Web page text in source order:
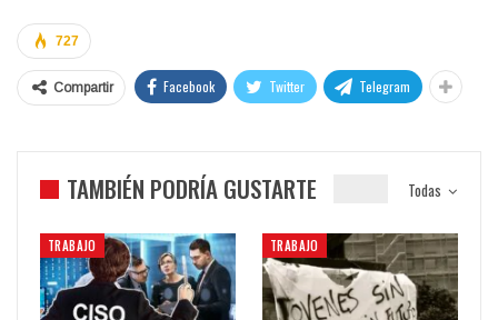
727
Compartir Facebook Twitter Telegram
Todas
TAMBIÉN PODRÍA GUSTARTE
TRABAJO TRABAJO